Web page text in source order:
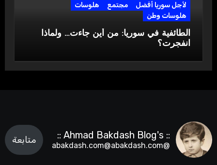
لأجل سوريا أفضل
مجتمع
هلوسات
هلوسات وطن
الطائفية في سوريا: من أين جاءت… ولماذا
انفجرت؟
:: Ahmad Bakdash Blog's ::
@abakdash.com@abakdash.com
متابعة